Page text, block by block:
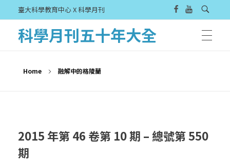
臺大科學教育中心 X 科學月刊
科學月刊五十年大全
Home 融解中的格陵蘭
2015 年第 46 卷第 10 期 – 總號第 550
期